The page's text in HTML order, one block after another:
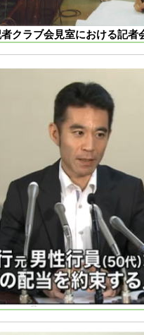
クラブ会見室における記者